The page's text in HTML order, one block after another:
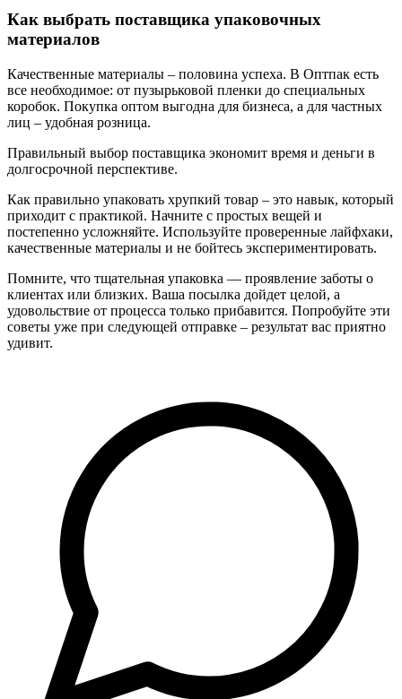
Как выбрать поставщика упаковочных
материалов
Качественные материалы – половина успеха. В Оптпак есть
все необходимое: от пузырьковой пленки до специальных
коробок. Покупка оптом выгодна для бизнеса, а для частных
лиц – удобная розница.
Правильный выбор поставщика экономит время и деньги в
долгосрочной перспективе.
Как правильно упаковать хрупкий товар – это навык, который
приходит с практикой. Начните с простых вещей и
постепенно усложняйте. Используйте проверенные лайфхаки,
качественные материалы и не бойтесь экспериментировать.
Помните, что тщательная упаковка — проявление заботы о
клиентах или близких. Ваша посылка дойдет целой, а
удовольствие от процесса только прибавится. Попробуйте эти
советы уже при следующей отправке – результат вас приятно
удивит.